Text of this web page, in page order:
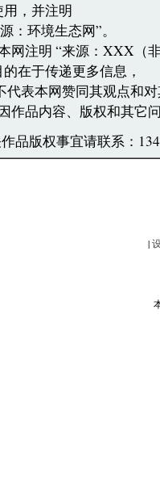
用，并注明
：环境生态网”。
网注明 “来源：XXX（
在于传递更多信息，
表本网赞同其观点和对
作品内容、版权和其它
品版权事宜请联系：
|